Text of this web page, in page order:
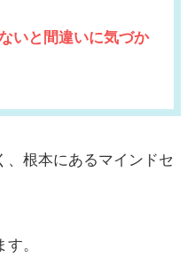
いと間違いに気づか
、根本にあるマインドセ
。